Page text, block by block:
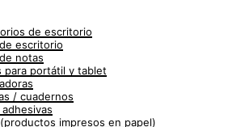
de escritorio
escritorio
notas
para portátil y tablet
/ cuadernos
impresos en papel)